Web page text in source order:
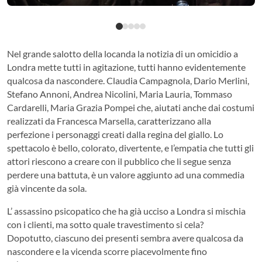
Nel grande salotto della locanda la notizia di un omicidio a
Londra mette tutti in agitazione, tutti hanno evidentemente
qualcosa da nascondere. Claudia Campagnola, Dario Merlini,
Stefano Annoni, Andrea Nicolini, Maria Lauria, Tommaso
Cardarelli, Maria Grazia Pompei che, aiutati anche dai costumi
realizzati da Francesca Marsella, caratterizzano alla
perfezione i personaggi creati dalla regina del giallo. Lo
spettacolo è bello, colorato, divertente, e l’empatia che tutti gli
attori riescono a creare con il pubblico che li segue senza
perdere una battuta, è un valore aggiunto ad una commedia
già vincente da sola.
L’ assassino psicopatico che ha già ucciso a Londra si mischia
con i clienti, ma sotto quale travestimento si cela?
Dopotutto, ciascuno dei presenti sembra avere qualcosa da
nascondere e la vicenda scorre piacevolmente fino